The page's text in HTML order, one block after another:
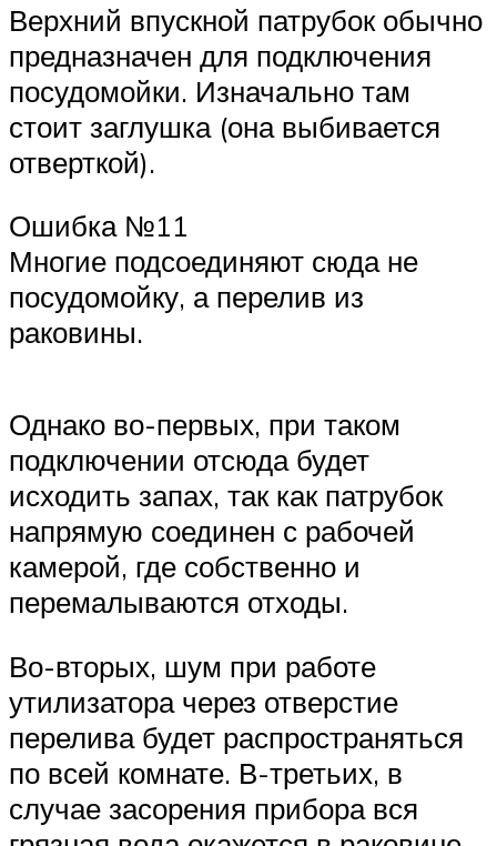
Верхний впускной патрубок обычно
предназначен для подключения
посудомойки. Изначально там
стоит заглушка (она выбивается
отверткой).
Ошибка №11
Многие подсоединяют сюда не
посудомойку, а перелив из
раковины.
Однако во-первых, при таком
подключении отсюда будет
исходить запах, так как патрубок
напрямую соединен с рабочей
камерой, где собственно и
перемалываются отходы.
Во-вторых, шум при работе
утилизатора через отверстие
перелива будет распространяться
по всей комнате. В-третьих, в
случае засорения прибора вся